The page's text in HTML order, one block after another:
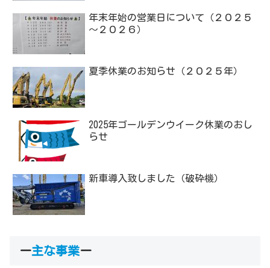
年末年始の営業日について（２０２５
～２０２６）
夏季休業のお知らせ（２０２５年）
2025年ゴールデンウイーク休業のおし
らせ
新車導入致しました（破砕機）
ー主な事業ー